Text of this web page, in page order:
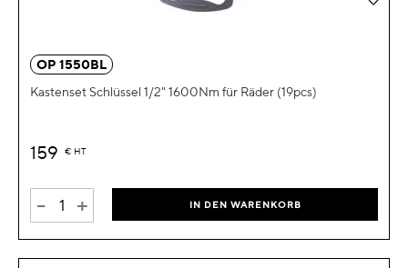
OP 1550BL
Kastenset Schlüssel 1/2" 1600Nm für Räder (19pcs)
159 € HT
- + IN DEN WARENKORB